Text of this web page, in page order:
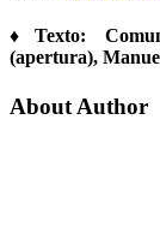
♦Texto:
(apertura),
About Author